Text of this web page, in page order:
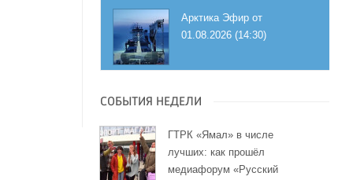
Арктика Эфир от
01.08.2026 (14:30)
СОБЫТИЯ НЕДЕЛИ
ГТРК «Ямал» в числе
лучших: как прошёл
медиафорум «Русский